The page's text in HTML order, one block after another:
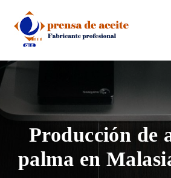
content
Producción de
palma en